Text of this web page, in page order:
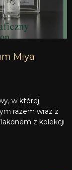
Miya
w której
razem wraz z
z kolekcji